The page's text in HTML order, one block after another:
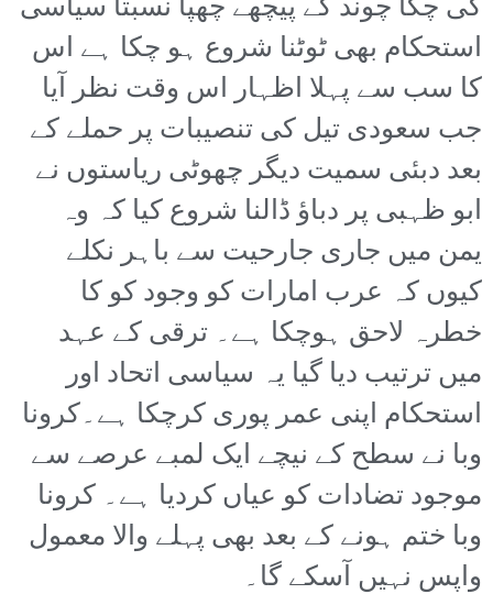
استحکام بھی ٹوٹنا شروع ہو چکا ہے اس
کا سب سے پہلا اظہار اس وقت نظر آیا
جب سعودی تیل کی تنصیبات پر حملے کے
بعد دبئی سمیت دیگر چھوٹی ریاستوں نے
ابو ظہبی پر دباؤ ڈالنا شروع کیا کہ وہ
یمن میں جاری جارحیت سے باہر نکلے
کیوں کہ عرب امارات کو وجود کو کا
خطرہ لاحق ہوچکا ہے۔ ترقی کے عہد
میں ترتیب دیا گیا یہ سیاسی اتحاد اور
استحکام اپنی عمر پوری کرچکا ہے۔کرونا
وبا نے سطح کے نیچے ایک لمبے عرصے سے
موجود تضادات کو عیاں کردیا ہے۔ کرونا
وبا ختم ہونے کے بعد بھی پہلے والا معمول
واپس نہیں آسکے گا۔